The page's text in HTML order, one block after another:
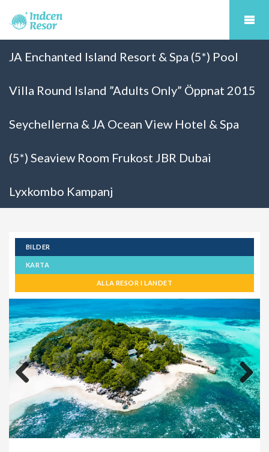
JA Enchanted Island Resort & Spa (5*) Pool
Villa Round Island ”Adults Only” Öppnat 2015
Seychellerna & JA Ocean View Hotel & Spa
(5*) Seaview Room Frukost JBR Dubai
Lyxkombo Kampanj
BILDER
KARTA
ALLA RESOR I LANDET
Previous Next